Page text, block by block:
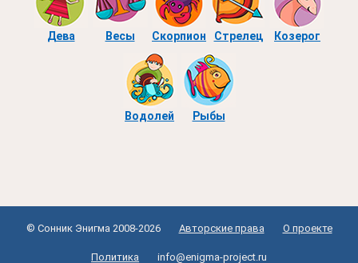
Дева Весы Скорпион Стрелец Козерог
Водолей Рыбы
© Сонник Энигма 2008-2026 Авторские права О проекте
Политика info@enigma-project.ru